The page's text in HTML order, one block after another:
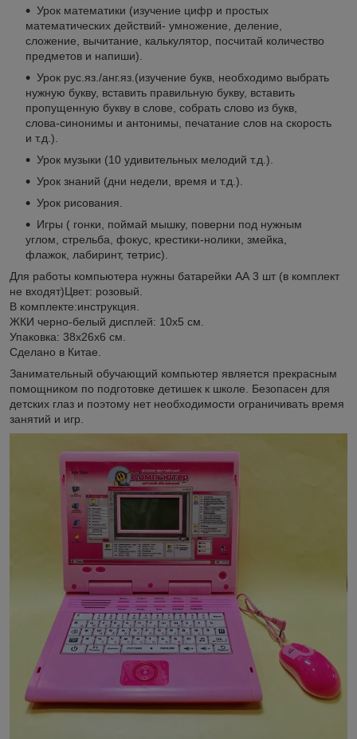
Урок математики (изучение цифр и простых
математических действий- умножение, деление,
сложение, вычитание, калькулятор, посчитай количество
предметов и напиши).
Урок рус.яз./анг.яз.(изучение букв, необходимо выбрать
нужную букву, вставить правильную букву, вставить
пропущенную букву в слове, собрать слово из букв,
слова-синонимы и антонимы, печатание слов на скорость
и т.д.).
Урок музыки (10 удивительных мелодий т.д.).
Урок знаний (дни недели, время и т.д.).
Урок рисования.
Игры ( гонки, поймай мышку, поверни под нужным
углом, стрельба, фокус, крестики-нолики, змейка,
флажок, лабиринт, тетрис).
Для работы компьютера нужны батарейки АА 3 шт (в комплект
не входят)Цвет: розовый.
В комплекте:инструкция.
ЖКИ черно-белый дисплей: 10x5 см.
Упаковка: 38x26x6 см.
Сделано в Китае.
Занимательный обучающий компьютер является прекрасным
помощником по подготовке детишек к школе. Безопасен для
детских глаз и поэтому нет необходимости ограничивать время
занятий и игр.